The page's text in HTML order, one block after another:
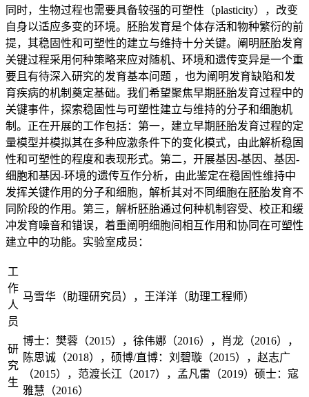
同时，生物过程也需要具备较强的可塑性（plasticity），改变
自身以适应多变的环境。胚胎发育是个体存活和物种繁衍的前
提，其稳固性和可塑性的建立与维持十分关键。阐明胚胎发育
关键过程采用何种策略来应对随机、环境和遗传变异是一个重
要且有待深入研究的发育基本问题 ，也为阐明发育缺陷和发
育疾病的机制奠定基础。我们希望聚焦早期胚胎发育过程中的
关键事件，探索稳固性与可塑性建立与维持的分子和细胞机
制。正在开展的工作包括：第一，建立早期胚胎发育过程的定
量模型并模拟其在多种应激条件下的变化模式，由此解析稳固
性和可塑性的程度和表现形式。第二，开展基因-基因、基因-
细胞和基因-环境的遗传互作分析，由此鉴定在稳固性维持中
发挥关键作用的分子和细胞，解析其对不同细胞在胚胎发育不
同阶段的作用。第三，解析胚胎通过何种机制容受、校正和缓
冲发育噪音和错误，着重阐明细胞间相互作用和协同在可塑性
建立中的功能。实验室成员：
工
作
人
员
马雪华（助理研究员），王洋洋（助理工程师）
研
究
生
博士：樊蓉（2015），徐伟娜（2016），肖龙（2016），
陈思诚（2018），硕博/直博：刘碧璇（2015），赵志广
（2015），范渡长江（2017），孟凡雷（2019）硕士：寇
雅慧（2016）